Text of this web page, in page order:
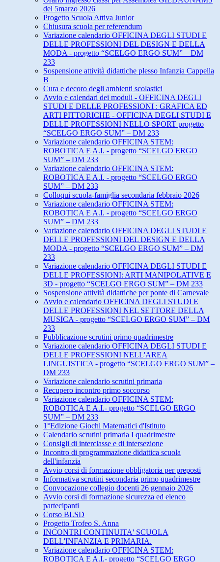
del 5marzo 2026
Progetto Scuola Attiva Junior
Chiusura scuola per referendum
Variazione calendario OFFICINA DEGLI STUDI E
DELLE PROFESSIONI DEL DESIGN E DELLA
MODA - progetto “SCELGO ERGO SUM” – DM
233
Sospensione attività didattiche plesso Infanzia Cappella
B
Cura e decoro degli ambienti scolastici
Avvio e calendari dei moduli - OFFICINA DEGLI
STUDI E DELLE PROFESSIONI : GRAFICA ED
ARTI PITTORICHE - OFFICINA DEGLI STUDI E
DELLE PROFESSIONI NELLO SPORT progetto
“SCELGO ERGO SUM” – DM 233
Variazione calendario OFFICINA STEM:
ROBOTICA E A.I. - progetto “SCELGO ERGO
SUM” – DM 233
Variazione calendario OFFICINA STEM:
ROBOTICA E A.I. - progetto “SCELGO ERGO
SUM” – DM 233
Colloqui scuola-famiglia secondaria febbraio 2026
Variazione calendario OFFICINA STEM:
ROBOTICA E A.I. - progetto “SCELGO ERGO
SUM” – DM 233
Variazione calendario OFFICINA DEGLI STUDI E
DELLE PROFESSIONI DEL DESIGN E DELLA
MODA - progetto “SCELGO ERGO SUM” – DM
233
Variazione calendario OFFICINA DEGLI STUDI E
DELLE PROFESSIONI: ARTI MANIPOLATIVE E
3D - progetto “SCELGO ERGO SUM” – DM 233
Sospensione attività didattiche per ponte di Carnevale
Avvio e calendario OFFICINA DEGLI STUDI E
DELLE PROFESSIONI NEL SETTORE DELLA
MUSICA - progetto “SCELGO ERGO SUM” – DM
233
Pubblicazione scrutini primo quadrimestre
Variazione calendario OFFICINA DEGLI STUDI E
DELLE PROFESSIONI NELL'AREA
LINGUISTICA - progetto “SCELGO ERGO SUM” –
DM 233
Variazione calendario scrutini primaria
Recupero incontro primo soccorso
Variazione calendario OFFICINA STEM:
ROBOTICA E A.I.- progetto “SCELGO ERGO
SUM” – DM 233
1°Edizione Giochi Matematici d'Istituto
Calendario scrutini primaria I quadrimestre
Consigli di interclasse e di intersezione
Incontro di programmazione didattica scuola
dell'infanzia
Avvio corsi di formazione obbligatoria per preposti
Informativa scrutini secondaria primo quadrimestre
Convocazione collegio docenti 26 gennaio 2026
Avvio corsi di formazione sicurezza ed elenco
partecipanti
Corso BLSD
Progetto Trofeo S. Anna
INCONTRI CONTINUITA' SCUOLA
DELL'INFANZIA E PRIMARIA.
Variazione calendario OFFICINA STEM:
ROBOTICA E A.I.- progetto “SCELGO ERGO